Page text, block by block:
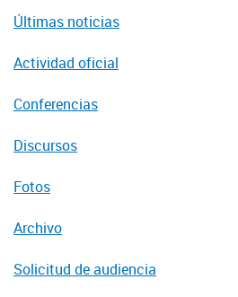
Últimas noticias
Actividad oficial
Conferencias
Discursos
Fotos
Archivo
Solicitud de audiencia